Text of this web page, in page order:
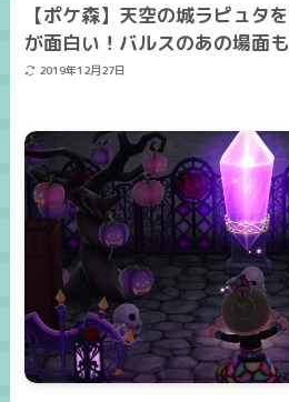
【ポケ森】天空の城ラピュタ
が面白い！バルスのあの場面も
2019年12月27日